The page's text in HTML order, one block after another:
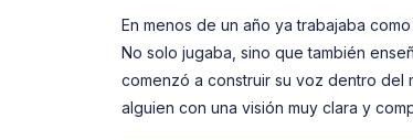
En menos de un año ya trabajaba
No solo jugaba, sino que también
comenzó a construir su voz dentro
alguien con una visión muy clara y